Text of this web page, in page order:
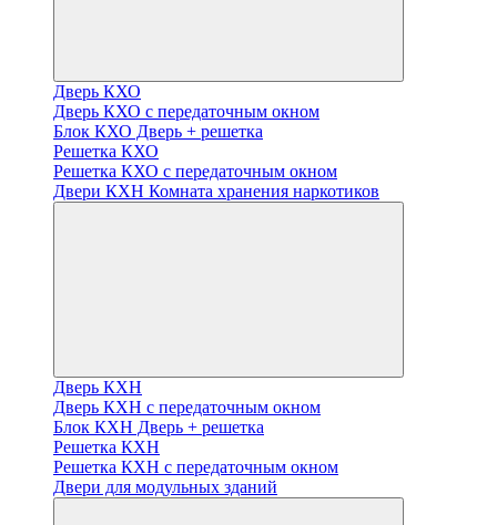
Дверь КХО
Дверь КХО с передаточным окном
Блок КХО Дверь + решетка
Решетка КХО
Решетка КХО с передаточным окном
Двери КХН Комната хранения наркотиков
Дверь КХН
Дверь КХН с передаточным окном
Блок КХН Дверь + решетка
Решетка КХН
Решетка КХН с передаточным окном
Двери для модульных зданий